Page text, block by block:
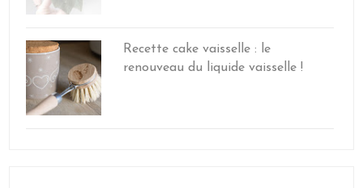
Recette cake vaisselle : le
renouveau du liquide vaisselle !